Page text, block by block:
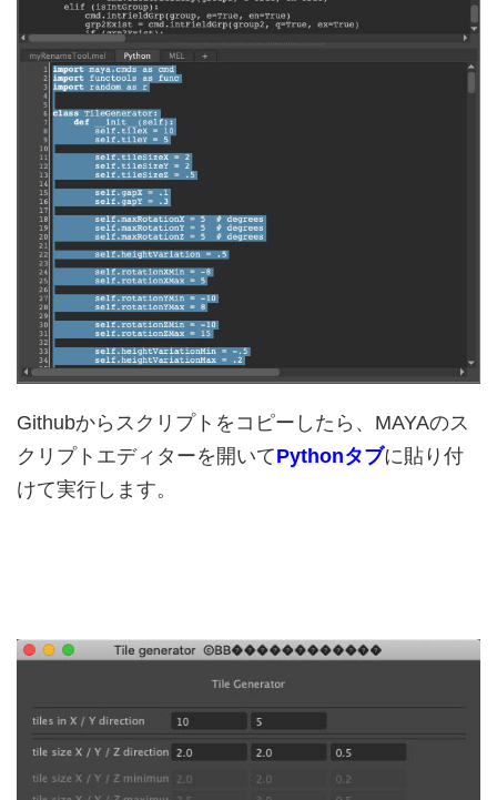
Githubからスクリプトをコピーしたら、MAYAのス
クリプトエディターを開いてPythonタブに貼り付
けて実行します。